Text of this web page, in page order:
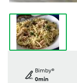
Bimby®
0min